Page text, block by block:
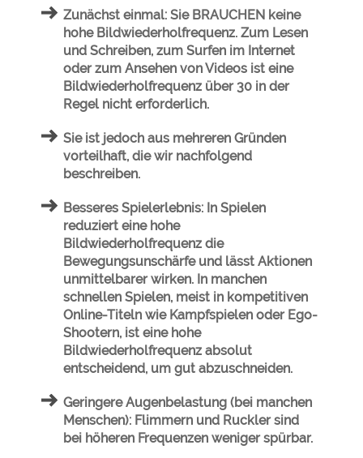
Zunächst einmal: Sie BRAUCHEN keine
hohe Bildwiederholfrequenz. Zum Lesen
und Schreiben, zum Surfen im Internet
oder zum Ansehen von Videos ist eine
Bildwiederholfrequenz über 30 in der
Regel nicht erforderlich.
Sie ist jedoch aus mehreren Gründen
vorteilhaft, die wir nachfolgend
beschreiben.
Besseres Spielerlebnis: In Spielen
reduziert eine hohe
Bildwiederholfrequenz die
Bewegungsunschärfe und lässt Aktionen
unmittelbarer wirken. In manchen
schnellen Spielen, meist in kompetitiven
Online-Titeln wie Kampfspielen oder Ego-
Shootern, ist eine hohe
Bildwiederholfrequenz absolut
entscheidend, um gut abzuschneiden.
Geringere Augenbelastung (bei manchen
Menschen): Flimmern und Ruckler sind
bei höheren Frequenzen weniger spürbar.